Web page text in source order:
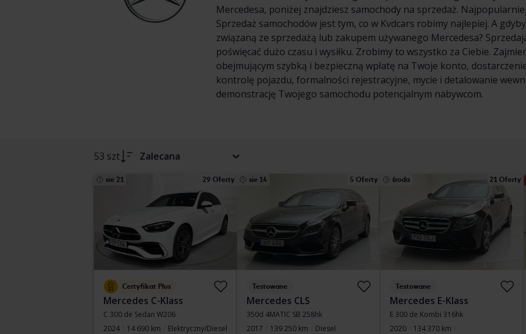
Mercedesa, poniżej znajdziesz samochody na sprzedaż.
Sprzedaż samochodów jest tym, co w Kvdcars robimy najlepiej. A
związaną ze sprzedażą lub zakupem używanego Mercedesa?
poświęcać dużo czasu i wysiłku. Zrobimy to wszystko za Ciebie.
obejmującym szybką i bezpieczną wpłatę na Twoje konto,
kontrolę pojazdu, formalności rejestracyjne, mycie i detalowanie
demonstrację Twojego samochodu potencjalnym nabywcom.
53 szt Zalecana
sie 21 29 Oferty
Certyfikat Plus
Mercedes C-Klass
C 300 de Sedan W206
2024
14 690 km
Elektryczny/Diesel
sie 14 5 Oferty
Testowane
Mercedes CLS
350d 4MATIC SB 258hk
2017
139 250 km
Diesel
środa 21 Oferty
Testowane
Mercedes E-Klass
E 300 de Kombi 316hk
2020
134 370 km